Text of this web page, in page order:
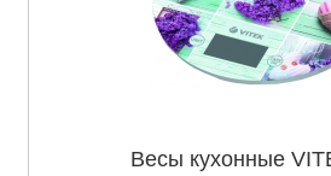
Весы кухонные